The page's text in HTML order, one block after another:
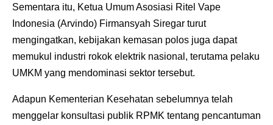
Sementara itu, Ketua Umum Asosiasi Ritel Vape
Indonesia (Arvindo) Firmansyah Siregar turut
mengingatkan, kebijakan kemasan polos juga dapat
memukul industri rokok elektrik nasional, terutama pelaku
UMKM yang mendominasi sektor tersebut.
Adapun Kementerian Kesehatan sebelumnya telah
menggelar konsultasi publik RPMK tentang pencantuman